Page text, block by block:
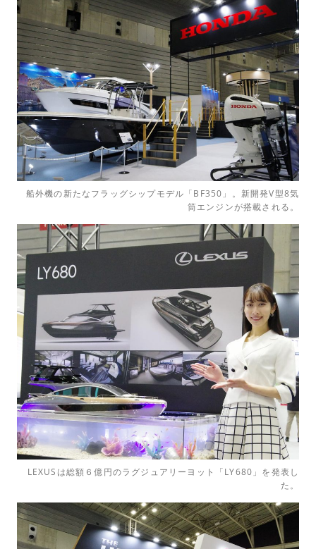
船外機の新たなフラッグシップモデル「BF350」。新開発V型8気
筒エンジンが搭載される。
LEXUSは総額６億円のラグジュアリーヨット「LY680」を発表し
た。